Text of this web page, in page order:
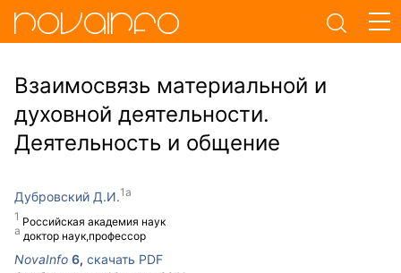
Взаимосвязь материальной и
духовной деятельности.
Деятельность и общение
Дубровский Д.И.
Российская академия наук
доктор наук,профессор
NovaInfo 6, скачать PDF